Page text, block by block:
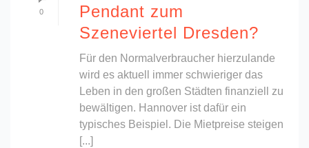
0
Pendant zum
Szeneviertel Dresden?
Für den Normalverbraucher hierzulande
wird es aktuell immer schwieriger das
Leben in den großen Städten finanziell zu
bewältigen. Hannover ist dafür ein
typisches Beispiel. Die Mietpreise steigen
[...]